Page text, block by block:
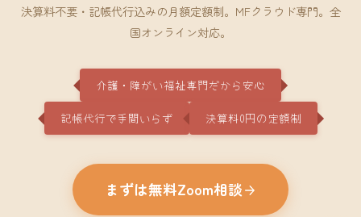
決算料不要・記帳代行込みの月額定額制。MFクラウド専門。全
国オンライン対応。
介護・障がい福祉専門だから安心
記帳代行で手間いらず 決算料0円の定額制
まずは無料Zoom相談